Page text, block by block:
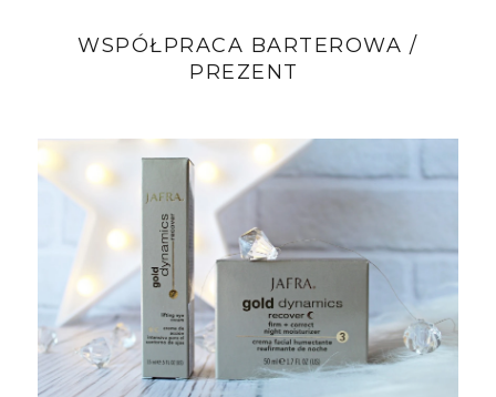
WSPÓŁPRACA BARTEROWA /
PREZENT